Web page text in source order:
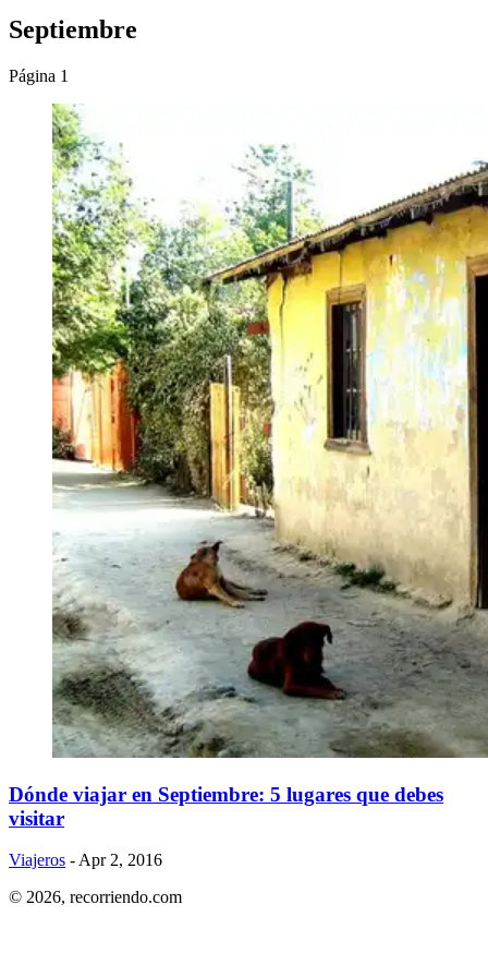
Septiembre
Página 1
Dónde viajar en Septiembre: 5 lugares que debes
visitar
Viajeros - Apr 2, 2016
© 2026, recorriendo.com